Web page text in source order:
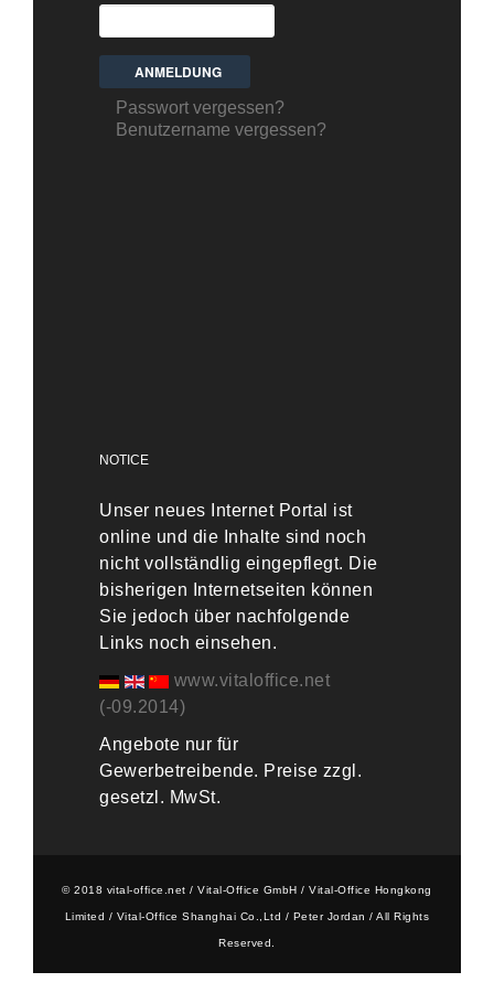
Passwort vergessen?
Benutzername vergessen?
NOTICE
Unser neues Internet Portal ist
online und die Inhalte sind noch
nicht vollständlig eingepflegt. Die
bisherigen Internetseiten können
Sie jedoch über nachfolgende
Links noch einsehen.
www.vitaloffice.net
(-09.2014)
Angebote nur für
Gewerbetreibende. Preise zzgl.
gesetzl. MwSt.
© 2018 vital-office.net / Vital-Office GmbH / Vital-Office Hongkong
Limited / Vital-Office Shanghai Co.,Ltd / Peter Jordan / All Rights
Reserved.